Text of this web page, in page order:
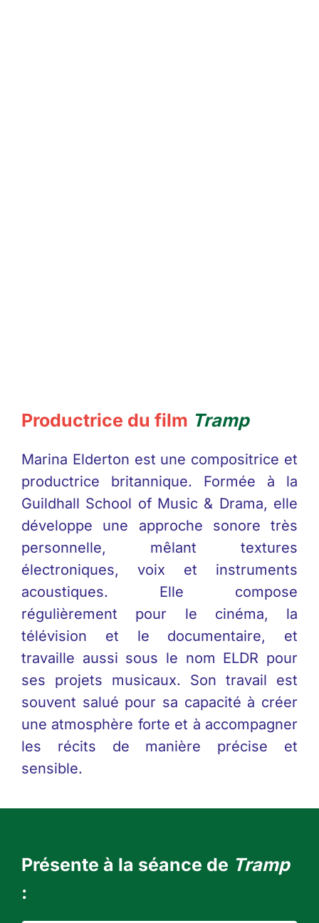
Productrice du film Tramp
Marina Elderton est une compositrice et
productrice britannique. Formée à la
Guildhall School of Music & Drama, elle
développe une approche sonore très
personnelle, mêlant textures
électroniques, voix et instruments
acoustiques. Elle compose
régulièrement pour le cinéma, la
télévision et le documentaire, et
travaille aussi sous le nom ELDR pour
ses projets musicaux. Son travail est
souvent salué pour sa capacité à créer
une atmosphère forte et à accompagner
les récits de manière précise et
sensible.
Présente à la séance de Tramp
: